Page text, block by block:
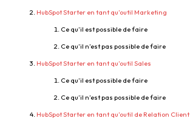
HubSpot Starter en tant qu’outil Marketing
Ce qu’il est possible de faire
Ce qu’il n’est pas possible de faire
HubSpot Starter en tant qu’outil Sales
Ce qu’il est possible de faire
Ce qu’il n’est pas possible de faire
HubSpot Starter en tant qu’outil de Relation Client